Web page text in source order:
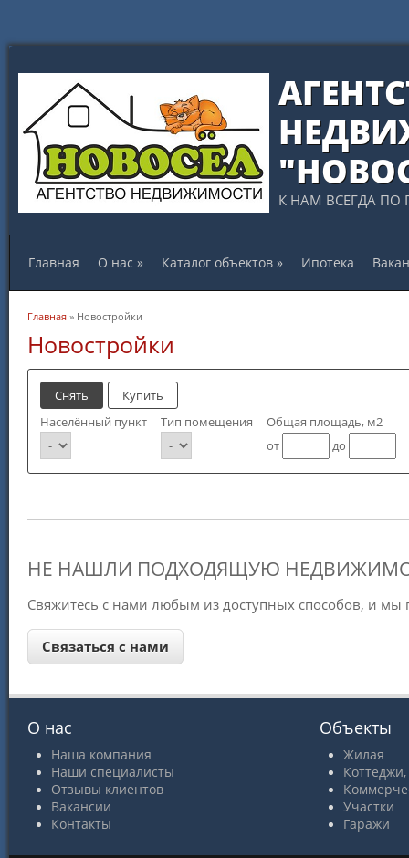
К НАМ ВСЕГДА ПО
Главная О нас » Каталог объектов » Ипотека
Вы здесь
Главная » Новостройки
Новостройки
Снять
Купить
Населённый пункт
Тип помещения
Общая площадь, м2
от
до
НЕ НАШЛИ ПОДХОДЯЩУЮ
Свяжитесь с нами любым из доступных способов, и
О нас
Наша компания
Наши специалисты
Отзывы клиентов
Вакансии
Контакты
Объекты
Жилая
Участки
Гаражи